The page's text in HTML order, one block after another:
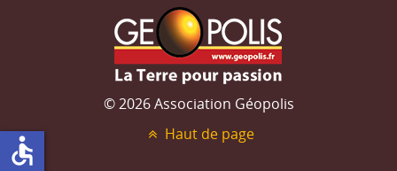
© 2026 Association Géopolis
Haut de page
accessible